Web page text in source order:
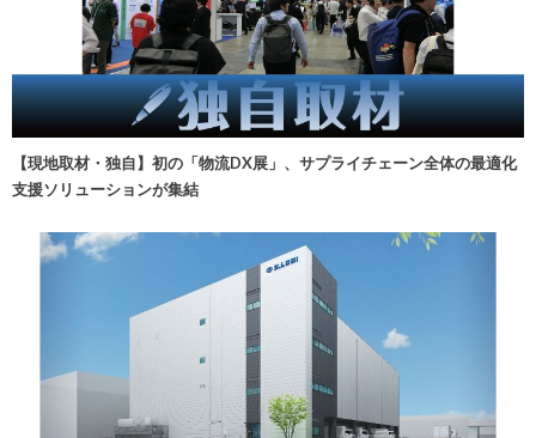
【現地取材・独自】初の「物流DX展」、サプライチェーン全体の最適化
支援ソリューションが集結